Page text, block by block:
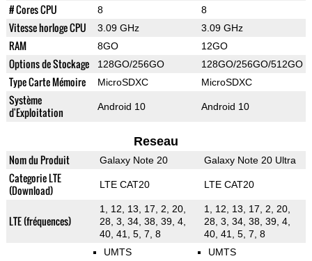
# Cores CPU 8 8
Vitesse horloge CPU 3.09 GHz 3.09 GHz
RAM 8GO 12GO
Options de Stockage 128GO/256GO 128GO/256GO/512GO
Type Carte Mémoire MicroSDXC MicroSDXC
Système
d'Exploitation
Android 10 Android 10
Reseau
Nom du Produit Galaxy Note 20 Galaxy Note 20 Ultra
Categorie LTE
(Download)
LTE CAT20 LTE CAT20
LTE (fréquences)
1, 12, 13, 17, 2, 20,
28, 3, 34, 38, 39, 4,
40, 41, 5, 7, 8
1, 12, 13, 17, 2, 20,
28, 3, 34, 38, 39, 4,
40, 41, 5, 7, 8
UMTS UMTS